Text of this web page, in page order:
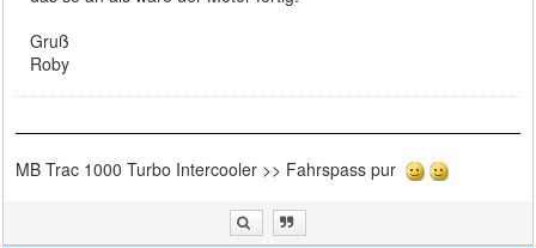
Gruß
Roby
MB Trac 1000 Turbo Intercooler >> Fahrspass pur